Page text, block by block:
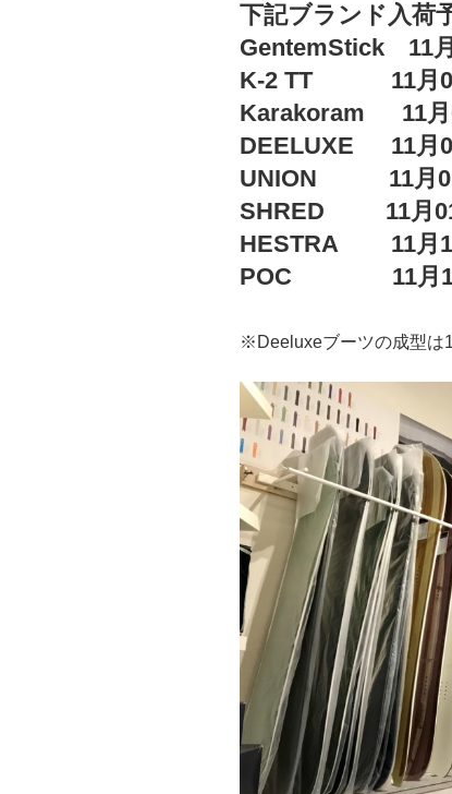
下記ブランド入荷
GentemStick 11
K-2 TT 11月
Karakoram 11月
DEELUXE 11月
UNION 11月
SHRED 11月
HESTRA 11月
POC 11月15
※Deeluxeブーツの成型は